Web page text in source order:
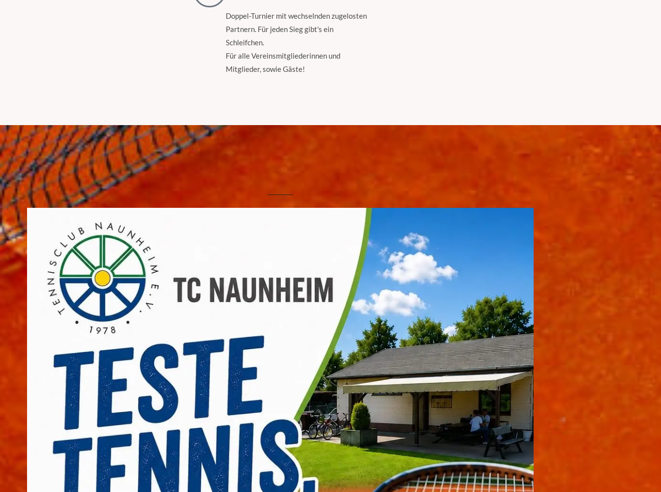
Doppel-Turnier mit wechselnden zugelosten
Partnern. Für jeden Sieg gibt's ein
Schleifchen.
Für alle Vereinsmitgliederinnen und
Mitglieder, sowie Gäste!